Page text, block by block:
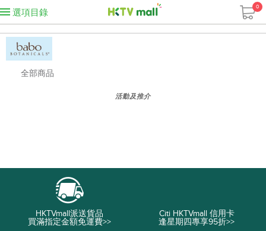
選項目錄
0
全部商品
活動及推介
HKTVmall派送貨品
買滿指定金額免運費>>
Citi HKTVmall 信用卡
逢星期四專享95折>>